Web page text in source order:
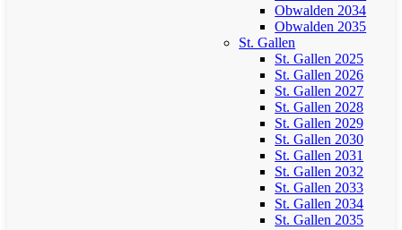
Obwalden 2034
Obwalden 2035
St. Gallen
St. Gallen 2025
St. Gallen 2026
St. Gallen 2027
St. Gallen 2028
St. Gallen 2029
St. Gallen 2030
St. Gallen 2031
St. Gallen 2032
St. Gallen 2033
St. Gallen 2034
St. Gallen 2035